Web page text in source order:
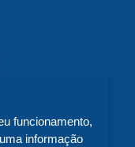
funcionamento,
informação